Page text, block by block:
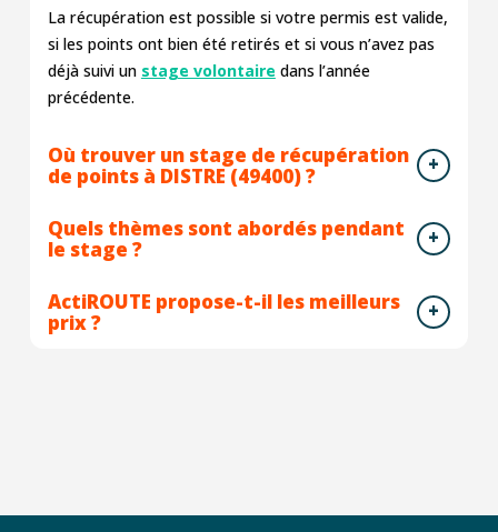
La récupération est possible si votre permis est valide,
si les points ont bien été retirés et si vous n’avez pas
déjà suivi un stage volontaire dans l’année
précédente.
Où trouver un stage de récupération
de points à DISTRE (49400) ?
Quels thèmes sont abordés pendant
le stage ?
ActiROUTE propose-t-il les meilleurs
prix ?